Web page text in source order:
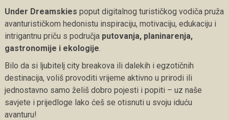
Under Dreamskies poput digitalnog turističkog vodiča pruža
avanturističkom hedonistu inspiraciju, motivaciju, edukaciju i
intrigantnu priču s područja putovanja, planinarenja,
gastronomije i ekologije.
Bilo da si ljubitelj city breakova ili dalekih i egzotičnih
destinacija, voliš provoditi vrijeme aktivno u prirodi ili
jednostavno samo želiš dobro pojesti i popiti – uz naše
savjete i prijedloge lako ćeš se otisnuti u svoju iduću
avanturu!